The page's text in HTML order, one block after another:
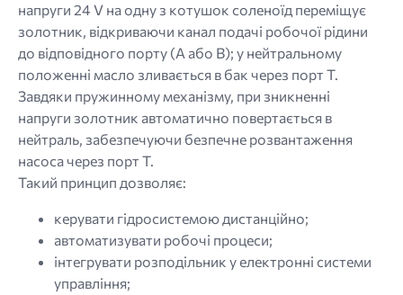
напруги 24 V на одну з котушок соленоїд переміщує
золотник, відкриваючи канал подачі робочої рідини
до відповідного порту (A або B); у нейтральному
положенні масло зливається в бак через порт T.
Завдяки пружинному механізму, при зникненні
напруги золотник автоматично повертається в
нейтраль, забезпечуючи безпечне розвантаження
насоса через порт T.
Такий принцип дозволяє:
керувати гідросистемою дистанційно;
автоматизувати робочі процеси;
інтегрувати розподільник у електронні системи
управління;